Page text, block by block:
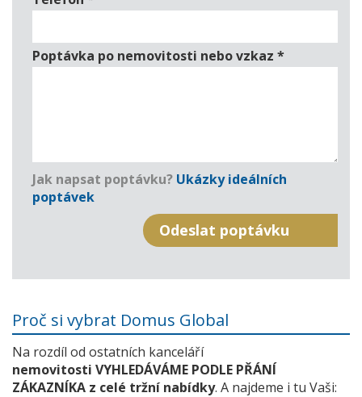
Poptávka po nemovitosti nebo vzkaz *
Jak napsat poptávku? Ukázky ideálních
poptávek
Proč si vybrat Domus Global
Na rozdíl od ostatních kanceláří
nemovitosti VYHLEDÁVÁME PODLE PŘÁNÍ
ZÁKAZNÍKA z celé tržní nabídky. A najdeme i tu Vaši: